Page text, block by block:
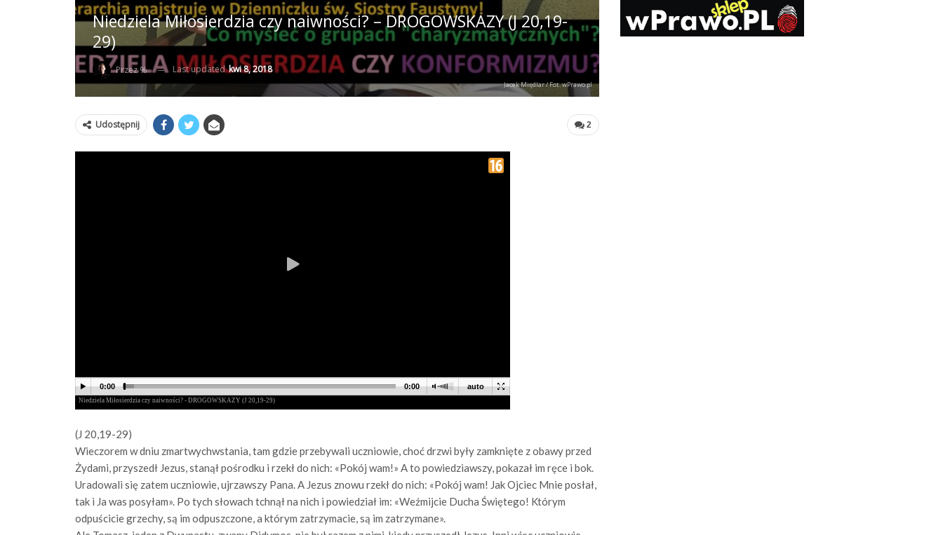
Niedziela Miłosierdzia czy naiwności? – DROGOWSKAZY (J 20,19-
29)
Przez % Last updatedkwi 8, 2018
Jacek Międlar / Fot. wPrawo.pl
2
Udostępnij
(J 20,19-29)
Wieczorem w dniu zmartwychwstania, tam gdzie przebywali uczniowie, choć drzwi były zamknięte z obawy przed
Żydami, przyszedł Jezus, stanął pośrodku i rzekł do nich: «Pokój wam!» A to powiedziawszy, pokazał im ręce i bok.
Uradowali się zatem uczniowie, ujrzawszy Pana. A Jezus znowu rzekł do nich: «Pokój wam! Jak Ojciec Mnie posłał,
tak i Ja was posyłam». Po tych słowach tchnął na nich i powiedział im: «Weźmijcie Ducha Świętego! Którym
odpuścicie grzechy, są im odpuszczone, a którym zatrzymacie, są im zatrzymane».